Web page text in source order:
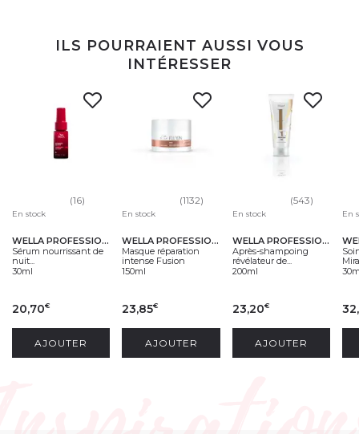
ILS POURRAIENT AUSSI VOUS
INTÉRESSER
(16)
En stock
WELLA PROFESSIONALS
Sérum nourrissant de
nuit...
30ml
20,70€
AJOUTER
(1132)
En stock
WELLA PROFESSIONALS
Masque réparation
intense Fusion
150ml
23,85€
AJOUTER
(543)
En stock
WELLA PROFESSIONALS
Après-shampoing
révélateur de...
200ml
23,20€
AJOUTER
En